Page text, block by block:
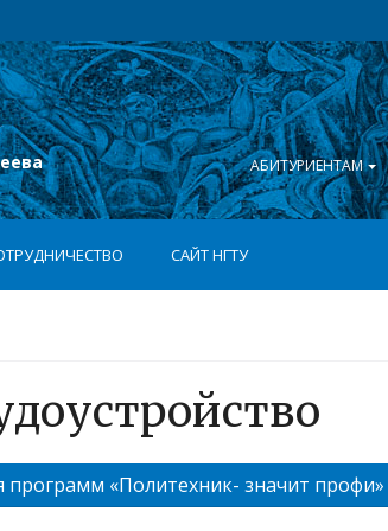
АБИТУРИЕНТАМ
САЙТ НГТУ
программ «Политехник- значит профи»